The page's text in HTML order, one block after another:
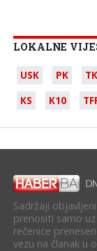
LOKALNE
USK PK TK
KS
K10
Sadržaji
prenositi samo
rečenice
vezu na članak u